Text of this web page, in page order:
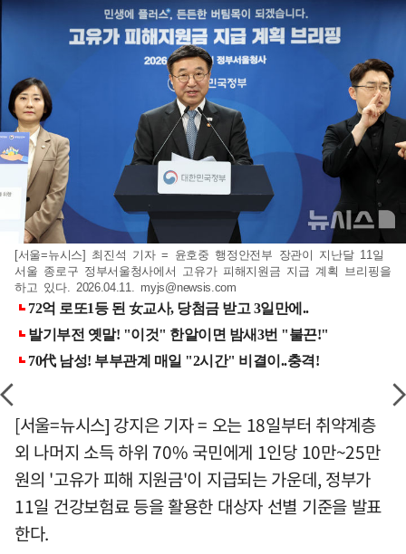
[서울=뉴시스] 최진석 기자 = 윤호중 행정안전부 장관이 지난달 11일
서울 종로구 정부서울청사에서 고유가 피해지원금 지급 계획 브리핑을
하고 있다. 2026.04.11. myjs@newsis.com
[서울=뉴시스] 강지은 기자 = 오는 18일부터 취약계층
외 나머지 소득 하위 70% 국민에게 1인당 10만~25만
원의 '고유가 피해 지원금'이 지급되는 가운데, 정부가
11일 건강보험료 등을 활용한 대상자 선별 기준을 발표
한다.